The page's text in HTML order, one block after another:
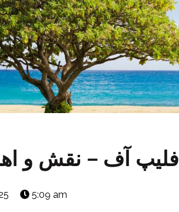
فلیپ آف – نقش و
5:09 am